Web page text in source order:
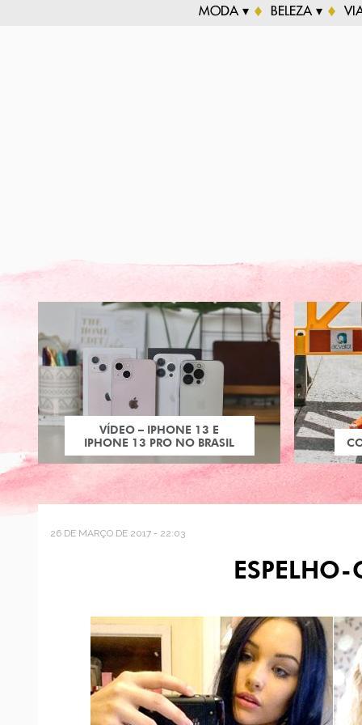
MODA ▾ BELEZA ▾
VÍDEO – IPHONE 13 E
IPHONE 13 PRO NO BRASIL
26 DE MARÇO DE 2017 - 22:03
ESPELHO-